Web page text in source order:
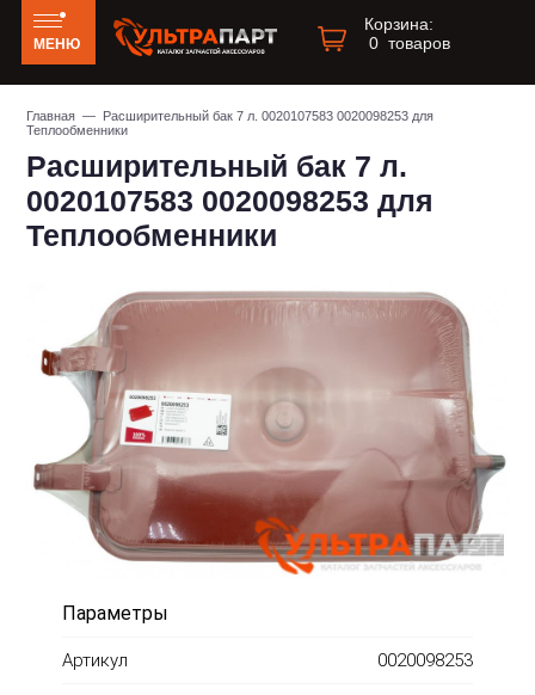
МЕНЮ
Корзина:
0 товаров
Главная — Расширительный бак 7 л. 0020107583 0020098253 для
Теплообменники
Расширительный бак 7 л.
0020107583 0020098253 для
Теплообменники
Параметры
Артикул 0020098253